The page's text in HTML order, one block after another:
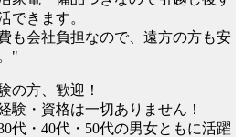
できます。
も会社負担なので、遠方の方も安
"
の方、歓迎！
験・資格は一切ありません！
代・40代・50代の男女ともに活躍